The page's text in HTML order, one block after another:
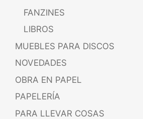
FANZINES
LIBROS
MUEBLES PARA DISCOS
NOVEDADES
OBRA EN PAPEL
PAPELERÍA
PARA LLEVAR COSAS